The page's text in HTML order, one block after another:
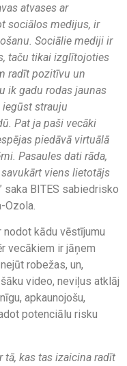
atvases ar
sociālos medijus, ir
Sociālie mediji ir
taču tikai izglītojoties
radīt pozitīvu un
ik gadu rodas jaunas
strauju
Pat ja paši vecāki
piedāvā virtuālā
Pasaules dati rāda,
viens lietotājs
saka BITES sabiedrisko
Ozola.
nodot kādu vēstījumu
vecākiem ir jāņem
robežas, un,
video, neviļus atklāj
apkaunojošu,
potenciālu risku
tā, kas tas izaicina radīt